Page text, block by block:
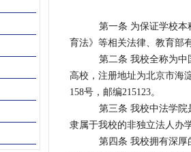
第一条 为保证学校
育法》等相关法律、教育部
第二条 我校全称为中
高校，注册地址为北京市海
158号，邮编215123。
第三条 我校中法学
隶属于我校的非独立法人办
第四条 我校拥有深